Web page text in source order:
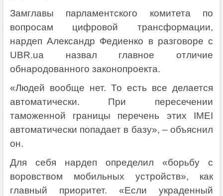
Замглавы парламентского комитета по
вопросам цифровой трансформации,
нардеп Александр Федиенко в разговоре с
UBR.ua назвал главное отличие
обнародованного законопроекта.
«Людей вообще нет. То есть все делается
автоматически. При пересечении
таможенной границы перечень этих IMEI
автоматически попадает в базу», – объяснил
он.
Для себя нардеп определил «борьбу с
воровством мобильных устройств», как
главный приоритет. «Если украденный